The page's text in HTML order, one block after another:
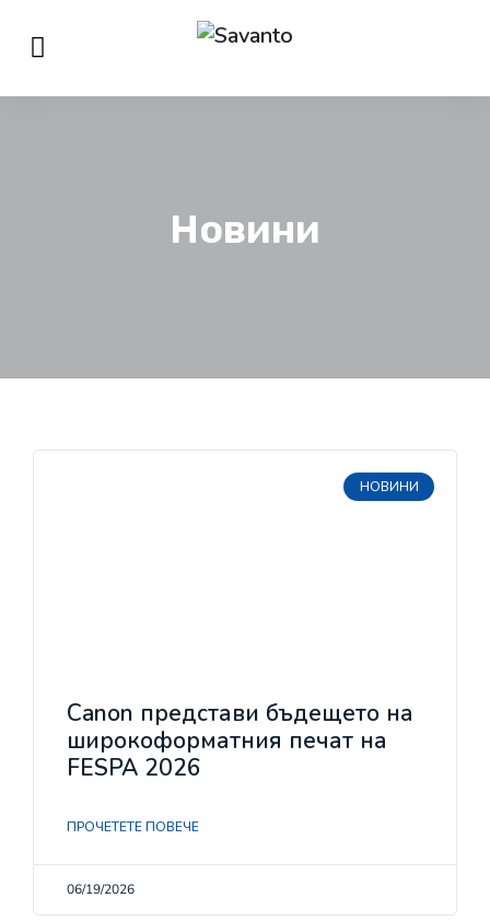
Новини
НОВИНИ
Canon представи бъдещето на
широкоформатния печат на
FESPA 2026
ПРОЧЕТЕТЕ ПОВЕЧЕ
06/19/2026